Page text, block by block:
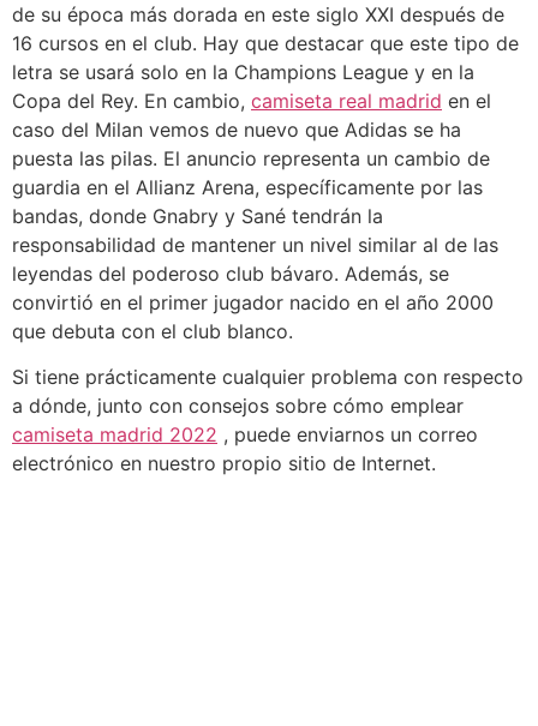
de su época más dorada en este siglo XXI después de
16 cursos en el club. Hay que destacar que este tipo de
letra se usará solo en la Champions League y en la
Copa del Rey. En cambio, camiseta real madrid en el
caso del Milan vemos de nuevo que Adidas se ha
puesta las pilas. El anuncio representa un cambio de
guardia en el Allianz Arena, específicamente por las
bandas, donde Gnabry y Sané tendrán la
responsabilidad de mantener un nivel similar al de las
leyendas del poderoso club bávaro. Además, se
convirtió en el primer jugador nacido en el año 2000
que debuta con el club blanco.
Si tiene prácticamente cualquier problema con respecto
a dónde, junto con consejos sobre cómo emplear
camiseta madrid 2022 , puede enviarnos un correo
electrónico en nuestro propio sitio de Internet.